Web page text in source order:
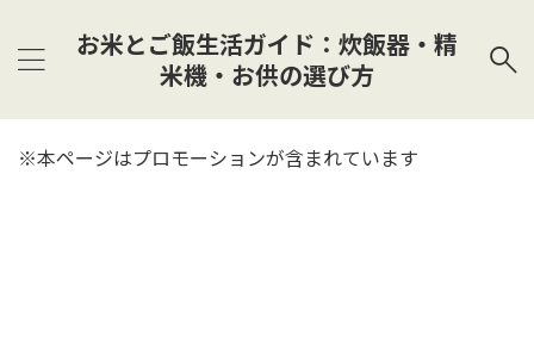
お米とご飯生活ガイド：炊飯器・精
米機・お供の選び方
※本ページはプロモーションが含まれています